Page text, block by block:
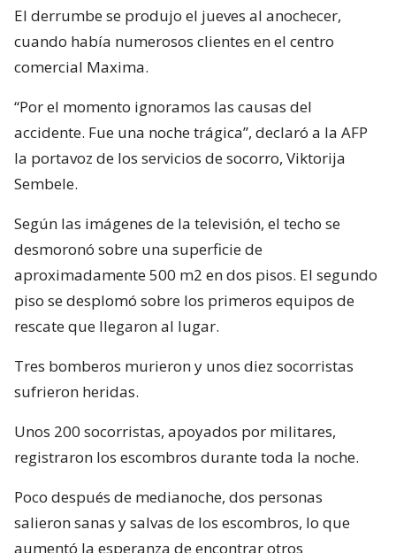
El derrumbe se produjo el jueves al anochecer,
cuando había numerosos clientes en el centro
comercial Maxima.
“Por el momento ignoramos las causas del
accidente. Fue una noche trágica”, declaró a la AFP
la portavoz de los servicios de socorro, Viktorija
Sembele.
Según las imágenes de la televisión, el techo se
desmoronó sobre una superficie de
aproximadamente 500 m2 en dos pisos. El segundo
piso se desplomó sobre los primeros equipos de
rescate que llegaron al lugar.
Tres bomberos murieron y unos diez socorristas
sufrieron heridas.
Unos 200 socorristas, apoyados por militares,
registraron los escombros durante toda la noche.
Poco después de medianoche, dos personas
salieron sanas y salvas de los escombros, lo que
aumentó la esperanza de encontrar otros